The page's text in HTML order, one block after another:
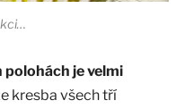
je velmi
kresba všech tří